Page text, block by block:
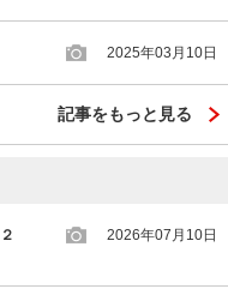
2025年03月10日
記事をもっと見る
2026年07月10日